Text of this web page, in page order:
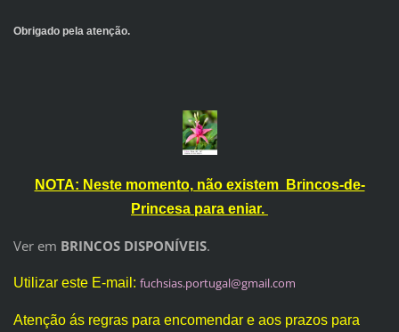
Obrigado pela atenção.
NOTA: Neste momento, não existem Brincos-de-
Princesa para eniar.
Ver em BRINCOS DISPONÍVEIS.
Utilizar este E-mail: fuchsias.portugal@gmail.com
Atenção ás regras para encomendar e aos prazos para